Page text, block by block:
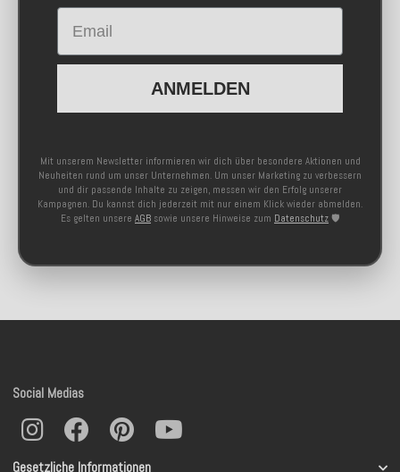
Email
ANMELDEN
Mit unserem Newsletter informieren wir dich über besondere Aktionen und
Neuheiten rund um unser Unternehmen. Um unser Marketing zu verbessern
und dir passende Inhalte zu zeigen, messen wir den Erfolg unserer
Kampagnen. Du kannst dich jederzeit mit nur einem Klick wieder abmelden.
Es gelten unsere AGB sowie unsere Hinweise zum Datenschutz 🛡️
Gesetzliche Informationen
Social Medias